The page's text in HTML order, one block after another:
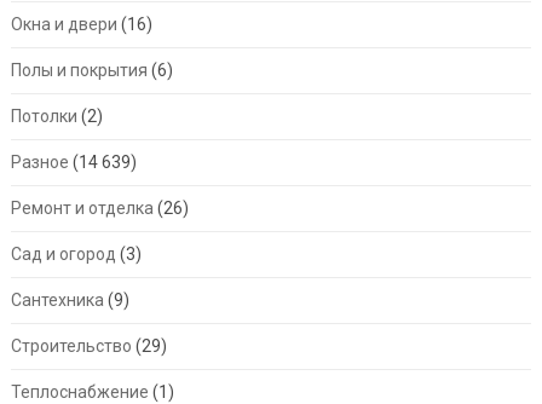
Окна и двери (16)
Полы и покрытия (6)
Потолки (2)
Разное (14 639)
Ремонт и отделка (26)
Сад и огород (3)
Сантехника (9)
Строительство (29)
Теплоснабжение (1)